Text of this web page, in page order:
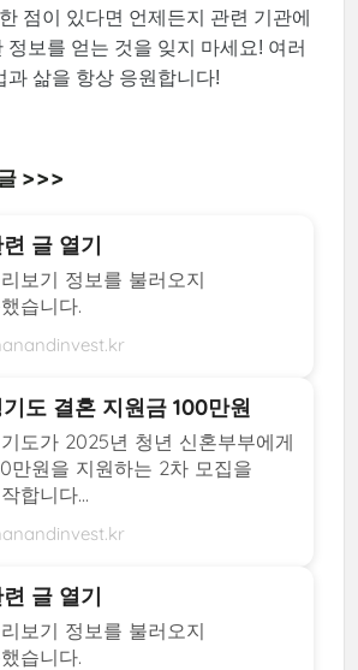
점이 있다면 언제든지 관련 기관에
정보를 얻는 것을 잊지 마세요! 여러
과 삶을 항상 응원합니다!
>>>
글 열기
보기 정보를 불러오지
습니다.
도 결혼 지원금 100만원
도가 2025년 청년 신혼부부에게
만원을 지원하는 2차 모집을
합니다...
글 열기
보기 정보를 불러오지
습니다.